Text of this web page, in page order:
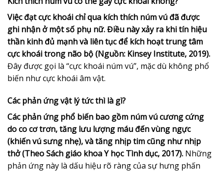
Việc đạt cực khoái chỉ qua kích thích núm vú đã được
ghi nhận ở một số phụ nữ. Điều này xảy ra khi tín hiệu
thần kinh đủ mạnh và liên tục để kích hoạt trung tâm
cực khoái trong não bộ (Nguồn: Kinsey Institute, 2019).
Đây được gọi là “cực khoái núm vú”, mặc dù không phổ
biến như cực khoái âm vật.
Các phản ứng vật lý tức thì là gì?
Các phản ứng phổ biến bao gồm núm vú cương cứng
do co cơ trơn, tăng lưu lượng máu đến vùng ngực
(khiến vú sưng nhẹ), và tăng nhịp tim cũng như nhịp
thở (Theo Sách giáo khoa Y học Tình dục, 2017). Những
phản ứng này là dấu hiệu rõ ràng của sự hưng phấn